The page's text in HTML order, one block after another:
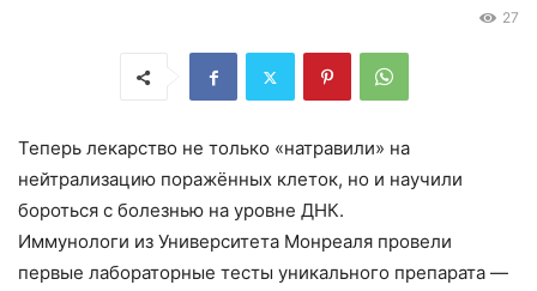
27
Теперь лекарство не только «натравили» на
нейтрализацию поражённых клеток, но и научили
бороться с болезнью на уровне ДНК.
Иммунологи из Университета Монреаля провели
первые лабораторные тесты уникального препарата —